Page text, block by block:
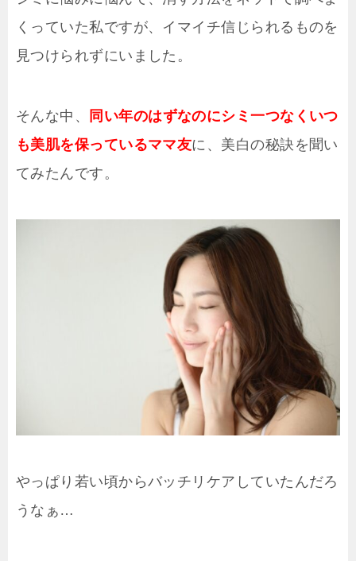
くっていた私ですが、イマイチ信じられるものを
見つけられずにいました。
そんな中、
同い年のはずなのにシミ一つなくいつ
も美肌を保っているママ友に、美白の秘訣を聞い
てみたんです。
やっぱり若い頃からバッチリケアしていたんだろ
うなぁ…